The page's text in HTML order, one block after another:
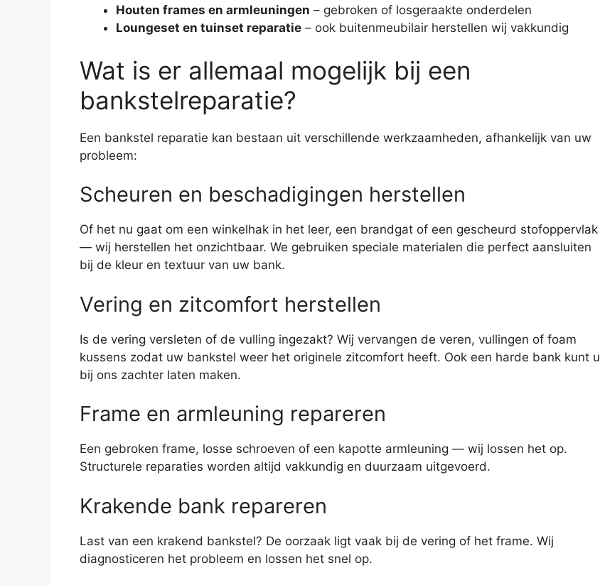
Houten frames en armleuningen – gebroken of losgeraakte onderdelen
Loungeset en tuinset reparatie – ook buitenmeubilair herstellen wij vakkundig
Wat is er allemaal mogelijk bij een
bankstelreparatie?
Een bankstel reparatie kan bestaan uit verschillende werkzaamheden, afhankelijk van uw
probleem:
Scheuren en beschadigingen herstellen
Of het nu gaat om een winkelhak in het leer, een brandgat of een gescheurd stofoppervlak
— wij herstellen het onzichtbaar. We gebruiken speciale materialen die perfect aansluiten
bij de kleur en textuur van uw bank.
Vering en zitcomfort herstellen
Is de vering versleten of de vulling ingezakt? Wij vervangen de veren, vullingen of foam
kussens zodat uw bankstel weer het originele zitcomfort heeft. Ook een harde bank kunt u
bij ons zachter laten maken.
Frame en armleuning repareren
Een gebroken frame, losse schroeven of een kapotte armleuning — wij lossen het op.
Structurele reparaties worden altijd vakkundig en duurzaam uitgevoerd.
Krakende bank repareren
Last van een krakend bankstel? De oorzaak ligt vaak bij de vering of het frame. Wij
diagnosticeren het probleem en lossen het snel op.